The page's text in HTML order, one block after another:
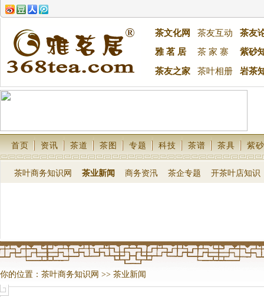
茶文化网 茶友互动
茶友
雅 茗 居
茶 家 寨 紫砂
茶友之家 茶叶相册 岩茶
首页 资讯 茶道 茶图 专题 科技 茶谱 茶具 紫砂
茶叶商务知识网 茶业新闻 商务资汛 茶企专题 开茶叶店知识
你的位置： 茶叶商务知识网 >> 茶业新闻